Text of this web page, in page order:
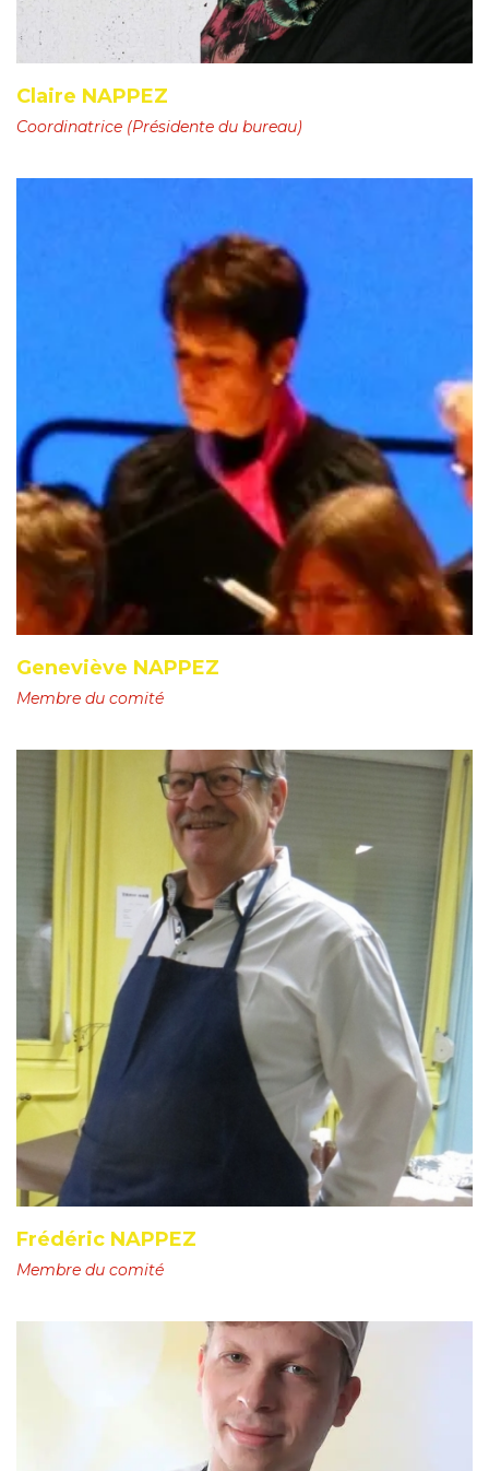
Claire NAPPEZ
Coordinatrice (Présidente du bureau)
Geneviève NAPPEZ
Membre du comité
Frédéric NAPPEZ
Membre du comité